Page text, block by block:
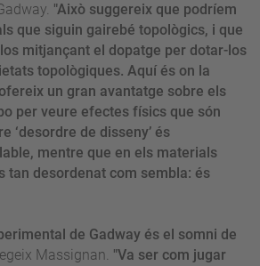
"Això suggereix que podríem
que siguin gairebé topològics, i que
mitjançant el dopatge per dotar-los
topològiques. Aquí és on la
un gran avantatge sobre els
per veure efectes físics que són
‘desordre de disseny’ és
mentre que en els materials
tan desordenat com sembla: és
de Gadway és el somni de
Massignan. "Va ser com jugar